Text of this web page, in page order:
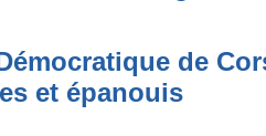
de
et épanouis